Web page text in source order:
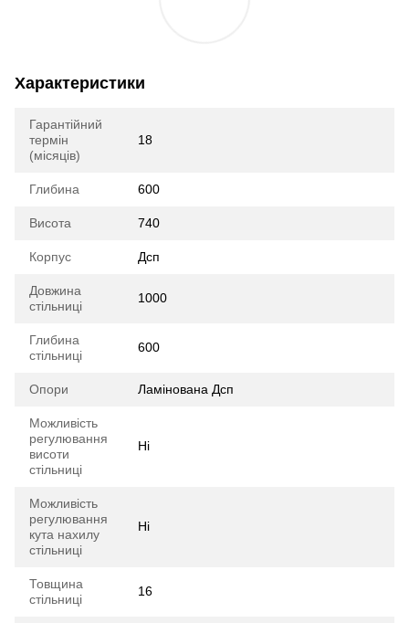
Характеристики
Гарантійний
термін
(місяців)
18
Глибина 600
Висота 740
Корпус Дсп
Довжина
стільниці
1000
Глибина
стільниці
600
Опори Ламінована Дсп
Можливість
регулювання
висоти
стільниці
Ні
Можливість
регулювання
кута нахилу
стільниці
Ні
Товщина
стільниці
16